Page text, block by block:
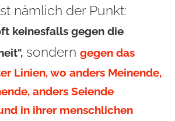
nämlich der Punkt:
keinesfalls gegen die
sondern gegen das
Linien, wo anders Meinende,
anders Seiende
in ihrer menschlichen